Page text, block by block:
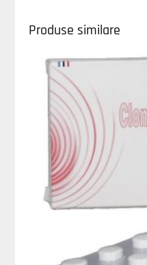
Produse similare